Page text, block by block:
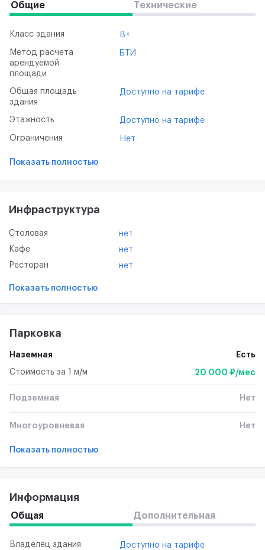
Общие Технические
Класс здания B+
Метод расчета
арендуемой
площади
БТИ
Общая площадь
здания
Доступно на тарифе
Этажность Доступно на тарифе
Ограничения Нет
Показать полностью
Инфраструктура
Столовая
нет
Кафе
нет
Ресторан
нет
Показать полностью
Парковка
Наземная Есть
Стоимость за 1 м/м 20 000 ₽/мес
Подземная Нет
Многоуровневая Нет
Показать полностью
Информация
Общая Дополнительная
Владелец здания Доступно на тарифе